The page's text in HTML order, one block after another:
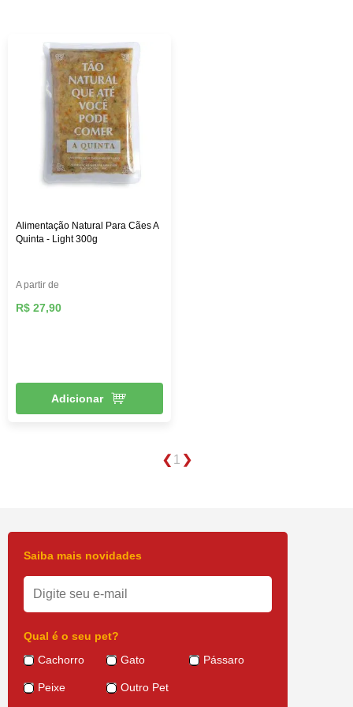
brinquedos que vão deixar seu pet mais feliz e ativo,
roupas, acessórios e muito mais!
Alimentação Natural Para Cães A
Quinta - Light 300g
A partir de
R$ 27,90
Adicionar
1
Saiba mais novidades
Qual é o seu pet?
Cachorro
Gato Pássaro
Peixe Outro Pet